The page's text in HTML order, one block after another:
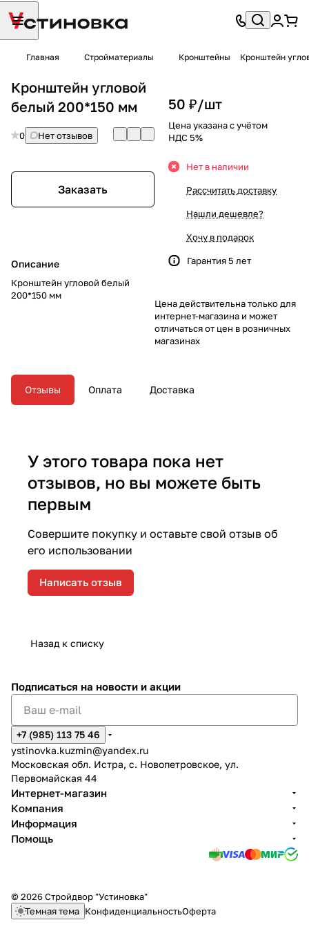
Главная Стройматериалы Кронштейны Кронштейн
Кронштейн угловой
белый 200*150 мм
0 Нет отзывов
Заказать
Описание
Кронштейн угловой белый
200*150 мм
50 ₽/шт
Цена указана с учётом
НДС 5%
Нет в наличии
Рассчитать доставку
Нашли дешевле?
Хочу в подарок
Гарантия 5 лет
Цена действительна только для
интернет-магазина и может
отличаться от цен в розничных
магазинах
Отзывы Оплата Доставка
У этого товара пока нет
отзывов, но вы можете быть
первым
Совершите покупку и оставьте свой отзыв об
его использовании
Написать отзыв
Назад к списку
Подписаться на новости и акции
+7 (985) 113 75 46
ystinovka.kuzmin@yandex.ru
Московская обл. Истра, с. Новопетровское, ул.
Первомайская 44
Интернет-магазин
Компания
Информация
Помощь
© 2026 Стройдвор "Устиновка"
Темная тема КонфиденциальностьОферта